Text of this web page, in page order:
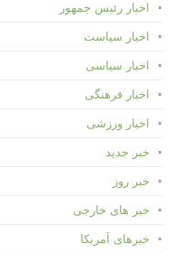
اخبار رئیس جمهور
اخبار سیاست
اخبار سیاسی
اخبار فرهنگی
اخبار ورزشی
خبر جدید
خبر روز
خبر های خارجی
خبرهای آمریکا